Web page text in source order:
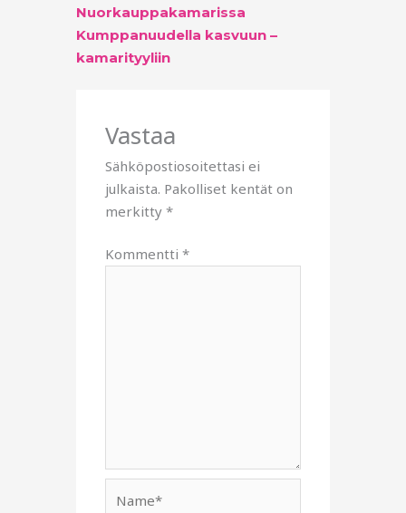
Nuorkauppakamarissa
Kumppanuudella kasvuun –
kamarityyliin
Vastaa
Sähköpostiosoitettasi ei
julkaista. Pakolliset kentät on
merkitty*
Kommentti*